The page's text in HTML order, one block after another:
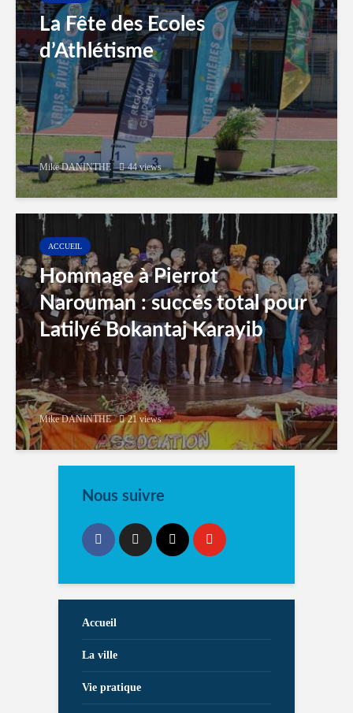
La Fête des Ecoles
d’Athlétisme
Mike DANINTHE 44 views
ACCUEIL
Hommage à Pierrot
Narouman : succés total pour
Latilyé Bokantaj Karayib
Mike DANINTHE 21 views
Nous suivre
Accueil
La ville
Vie pratique